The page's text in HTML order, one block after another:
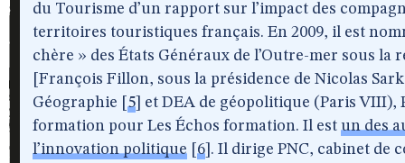
du Tourisme d’un rapport sur l’impact des
territoires touristiques français. En 2009, il est
chère » des États Généraux de l’Outre-mer sous
[François Fillon, sous la présidence de Nicolas
Géographie
5
et DEA de géopolitique (Paris VIII),
formation pour Les Échos formation. Il est un des
l’innovation politique
6 . Il dirige PNC, cabinet de